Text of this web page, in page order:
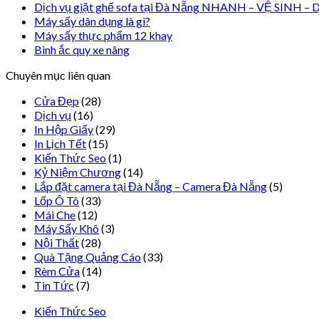
Dịch vụ giặt ghế sofa tại Đà Nẵng NHANH – VỆ SINH –
Máy sấy dân dụng là gì?
Máy sấy thực phẩm 12 khay
Bình ắc quy xe nâng
Chuyên mục liên quan
Cửa Đẹp(28)
Dịch vụ (16)
In Hộp Giấy(29)
In Lịch Tết(15)
Kiến Thức Seo(1)
Kỷ Niệm Chương(14)
Lắp đặt camera tại Đà Nẵng – Camera Đà Nẵng(5)
Lốp Ô Tô(33)
Mái Che(12)
Máy Sấy Khô(3)
Nội Thất(28)
Quà Tặng Quảng Cáo(33)
Rèm Cửa(14)
Tin Tức (7)
Kiến Thức Seo